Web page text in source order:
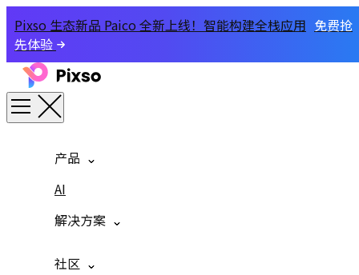
Pixso 生态新品 Paico 全新上线！智能构建全栈应用 免费抢
先体验
产品
AI
解决方案
社区